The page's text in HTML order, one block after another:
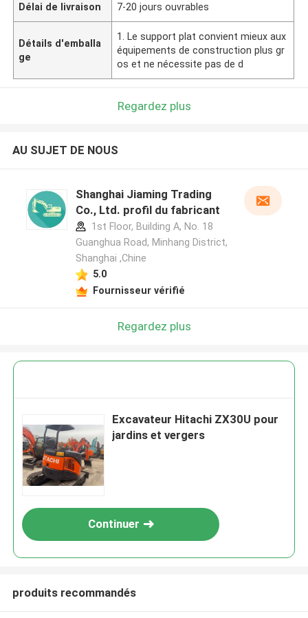
Délai de livraison 7-20 jours ouvrables
Détails d'emballa
ge
1. Le support plat convient mieux aux
équipements de construction plus gr
os et ne nécessite pas de d
Regardez plus
AU SUJET DE NOUS
Shanghai Jiaming Trading
Co., Ltd. profil du fabricant
1st Floor, Building A, No. 18
Guanghua Road, Minhang District,
Shanghai ,Chine
5.0
Fournisseur vérifié
Regardez plus
Excavateur Hitachi ZX30U pour
jardins et vergers
Continuer
produits recommandés